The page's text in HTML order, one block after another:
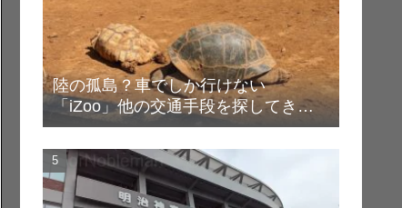
陸の孤島？車でしか行けない
「iZoo」他の交通手段を探してき
た！